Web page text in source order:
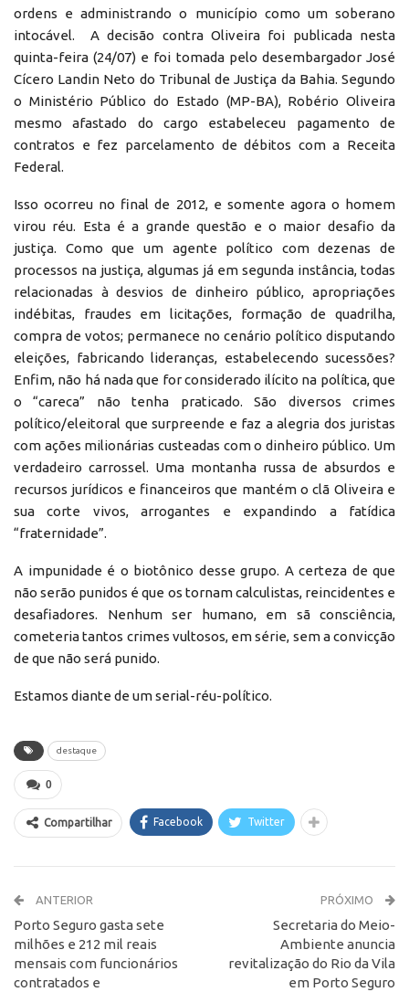
ordens e administrando o município como um soberano
intocável. A decisão contra Oliveira foi publicada nesta
quinta-feira (24/07) e foi tomada pelo desembargador José
Cícero Landin Neto do Tribunal de Justiça da Bahia. Segundo
o Ministério Público do Estado (MP-BA), Robério Oliveira
mesmo afastado do cargo estabeleceu pagamento de
contratos e fez parcelamento de débitos com a Receita
Federal.
Isso ocorreu no final de 2012, e somente agora o homem
virou réu. Esta é a grande questão e o maior desafio da
justiça. Como que um agente político com dezenas de
processos na justiça, algumas já em segunda instância, todas
relacionadas à desvios de dinheiro público, apropriações
indébitas, fraudes em licitações, formação de quadrilha,
compra de votos; permanece no cenário político disputando
eleições, fabricando lideranças, estabelecendo sucessões?
Enfim, não há nada que for considerado ilícito na política, que
o “careca” não tenha praticado. São diversos crimes
político/eleitoral que surpreende e faz a alegria dos juristas
com ações milionárias custeadas com o dinheiro público. Um
verdadeiro carrossel. Uma montanha russa de absurdos e
recursos jurídicos e financeiros que mantém o clã Oliveira e
sua corte vivos, arrogantes e expandindo a fatídica
“fraternidade”.
A impunidade é o biotônico desse grupo. A certeza de que
não serão punidos é que os tornam calculistas, reincidentes e
desafiadores. Nenhum ser humano, em sã consciência,
cometeria tantos crimes vultosos, em série, sem a convicção
de que não será punido.
Estamos diante de um serial-réu-político.
destaque
0
Compartilhar Facebook Twitter
ANTERIOR
Porto Seguro gasta sete
milhões e 212 mil reais
mensais com funcionários
contratados e
PRÓXIMO
Secretaria do Meio-
Ambiente anuncia
revitalização do Rio da Vila
em Porto Seguro